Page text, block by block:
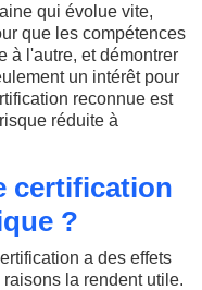
qui évolue vite,
que les compétences
à l'autre, et démontrer
un intérêt pour
reconnue est
réduite à
certification
?
a des effets
la rendent utile.